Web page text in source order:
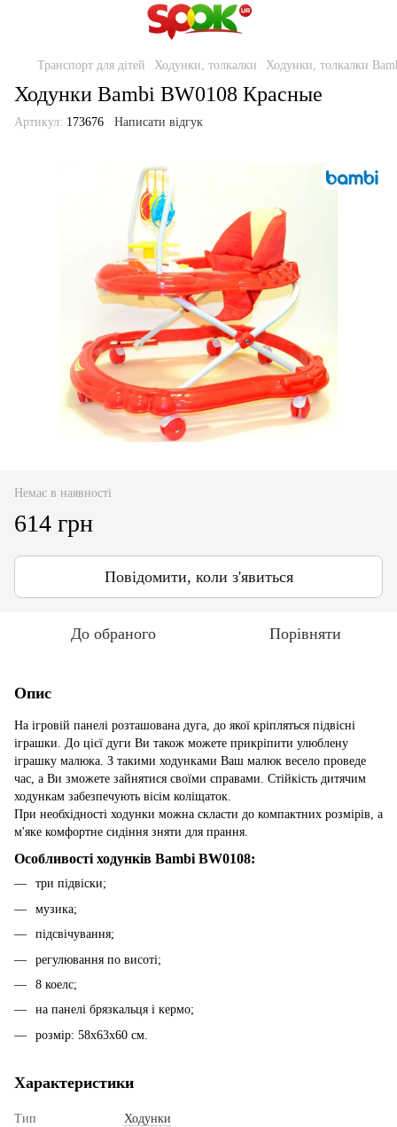
Транспорт для дітей Ходунки, толкалки Ходунки, толкалки
Ходунки Bambi BW0108 Красные
Артикул: 173676 Написати відгук
Немає в наявності
614 грн
Повідомити, коли з'явиться
До обраного Порівняти
Опис
На ігровій панелі розташована дуга, до якої кріпляться підвісні
іграшки. До цієї дуги Ви також можете прикріпити улюблену
іграшку малюка. З такими ходунками Ваш малюк весело проведе
час, а Ви зможете зайнятися своїми справами. Стійкість дитячим
ходункам забезпечують вісім коліщаток.
При необхідності ходунки можна скласти до компактних розмірів, а
м'яке комфортне сидіння зняти для прання.
Особливості ходунків Bambi BW0108:
три підвіски;
музика;
підсвічування;
регулювання по висоті;
8 коелс;
на панелі брязкальця і ​​кермо;
розмір: 58х63х60 см.
Характеристики
Тип
Ходунки